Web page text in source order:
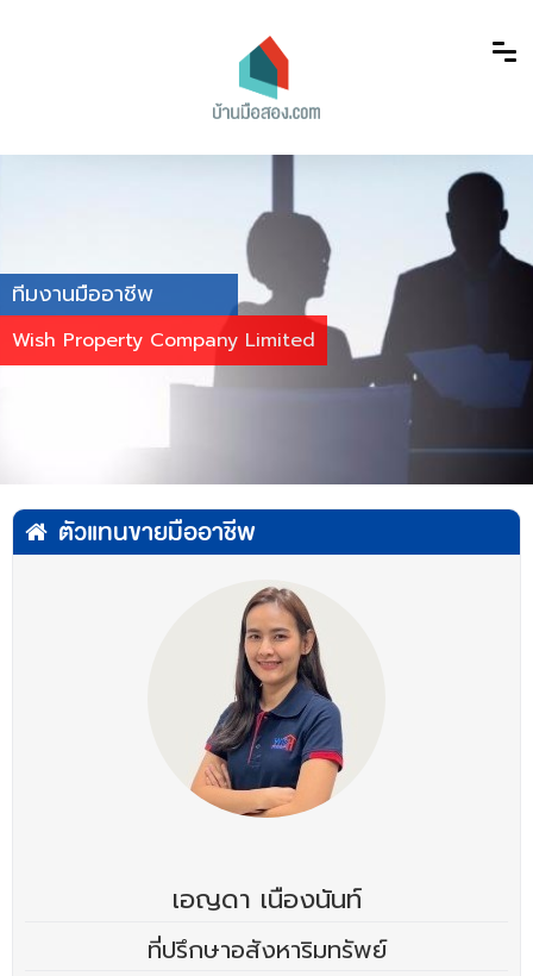
ทีมงานมืออาชีพ
Wish Property Company Limited
ตัวแทนขายมืออาชีพ
เอญดา เนืองนันท์
ที่ปรึกษาอสังหาริมทรัพย์